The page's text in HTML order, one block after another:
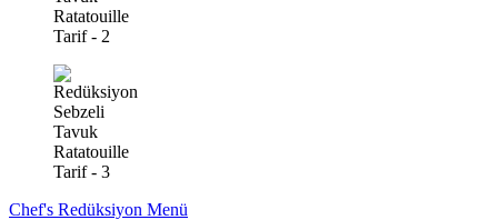
Chef's Redüksiyon Menü